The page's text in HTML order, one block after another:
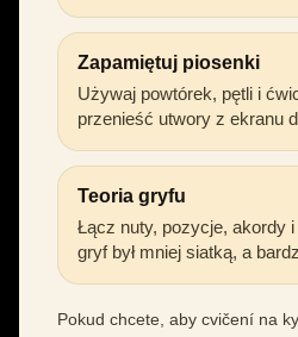
Zapamiętuj piosenki
Używaj powtórek, pętli i
przenieść utwory z ekranu
Teoria gryfu
Łącz nuty, pozycje, akordy
gryf był mniej siatką, a
Pokud chcete, aby cvičení na